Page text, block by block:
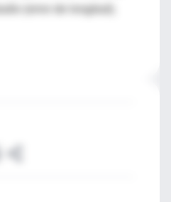
(error de longitud).